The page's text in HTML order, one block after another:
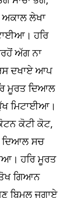
ਲੇਖਾ
ਹਰਿ
ਅੱਗ ਨਾ
ਦਖਾਏ ਆਪ
ਮੂਰਤ ਦਿਆਲ
ਮਿਟਾਈਆ।
ਕੋਟੀ ਕੋਟ,
ਦਿਆਲ ਸਚ
ਹਰਿ ਮੂਰਤ
ਗਿਆਨ
ਬਿਮਲ ਜਗਾਏ